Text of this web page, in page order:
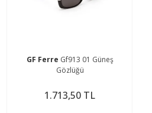
GF Ferre Gf913 01 Güneş
Gözlüğü
1.713,50 TL